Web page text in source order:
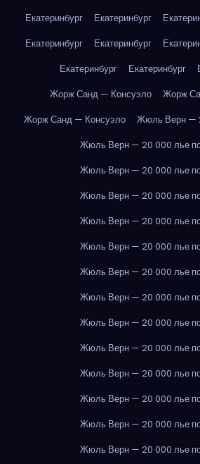
Екатеринбург
Екатеринбург
Екатеринбург
Екатеринбург
Екатеринбург
Екатеринбург
Жорж Санд — Консуэло
Жорж
Жорж Санд — Консуэло
Жюль Верн —
Жюль Верн — 20 000 лье
Жюль Верн — 20 000 лье
Жюль Верн — 20 000 лье
Жюль Верн — 20 000 лье
Жюль Верн — 20 000 лье
Жюль Верн — 20 000 лье
Жюль Верн — 20 000 лье
Жюль Верн — 20 000 лье
Жюль Верн — 20 000 лье
Жюль Верн — 20 000 лье
Жюль Верн — 20 000 лье
Жюль Верн — 20 000 лье
Жюль Верн — 20 000 лье